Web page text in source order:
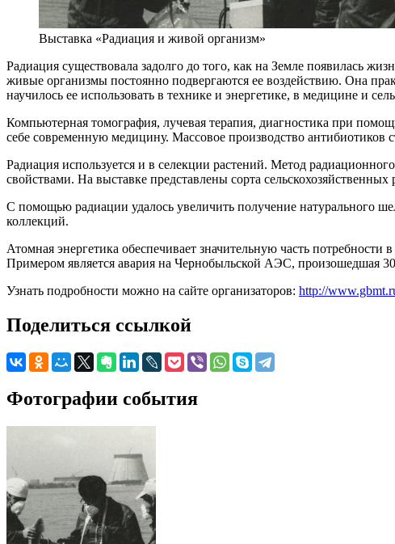
Выставка «Радиация и живой организм»
Радиация существовала задолго до того, как на Земле появилась
живые организмы постоянно подвергаются ее воздействию. Она
научилось ее использовать в технике и энергетике, в медицине и
Компьютерная томография, лучевая терапия, диагностика при
себе современную медицину. Массовое производство
Радиация используется и в селекции растений. Метод
свойствами. На выставке представлены сорта
С помощью радиации удалось увеличить получение натурального
коллекций.
Атомная энергетика обеспечивает значительную часть
Примером является авария на Чернобыльской АЭС, произошедшая 30
Узнать подробности можно на сайте организаторов: http://
Поделиться ссылкой
Фотографии события